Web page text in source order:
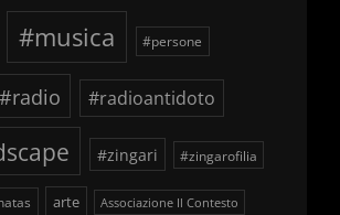
#musica #persone
#radio #radioantidoto
#zingari #zingarofilia
arte Associazione Il Contesto